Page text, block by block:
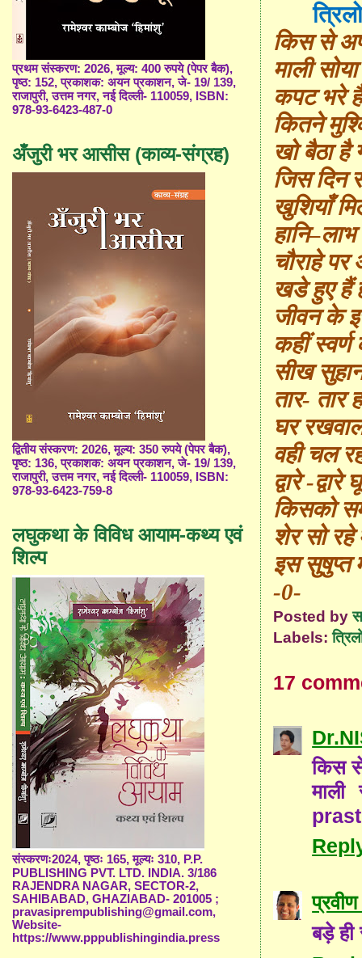
किस से
माली
कपट भरे
कितने
खो बैठा है
जिस दिन
खुशियाँ
हानि–
चौराहे पर
खडे हुए हैं
जीवन के
कहीं
सीख
तार- तार
घर
वही चल
द्वारे -
किसको
शेर सो रहे
इस सुषुप्त
-0-
Posted by
Labels:
17
किस
बड़े
प्रथम संस्करण: 2026, मूल्य: 400 रुपये (पेपर बैक),
पृष्ठ: 152, प्रकाशक: अयन प्रकाशन, जे- 19/ 139,
राजापुरी, उत्तम नगर, नई दिल्ली- 110059, ISBN:
978-93-6423-487-0
अँजुरी भर आसीस (काव्य-संग्रह)
द्वितीय संस्करण: 2026, मूल्य: 350 रुपये (पेपर बैक),
पृष्ठ: 136, प्रकाशक: अयन प्रकाशन, जे- 19/ 139,
राजापुरी, उत्तम नगर, नई दिल्ली- 110059, ISBN:
978-93-6423-759-8
लघुकथा के विविध आयाम-कथ्य एवं
शिल्प
संस्करणः2024, पृष्ठः 165, मूल्यः 310, P.P.
PUBLISHING PVT. LTD. INDIA. 3/186
RAJENDRA NAGAR, SECTOR-2,
SAHIBABAD, GHAZIABAD- 201005 ;
pravasiprempublishing@gmail.com,
Website-
https://www.pppublishingindia.press